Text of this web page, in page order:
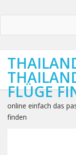
FLÜGE
online einfach das
finden